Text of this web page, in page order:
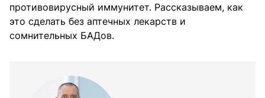
противовирусный иммунитет. Рассказываем, как
это сделать без аптечных лекарств и
сомнительных БАДов.